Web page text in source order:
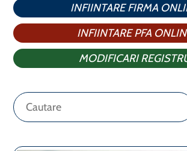
INFIINTARE FIRMA
INFIINTARE PFA
MODIFICARI
Caută